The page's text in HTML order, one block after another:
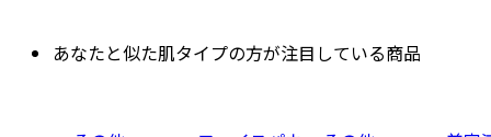
あなたと似た肌タイプの方が注目している商品